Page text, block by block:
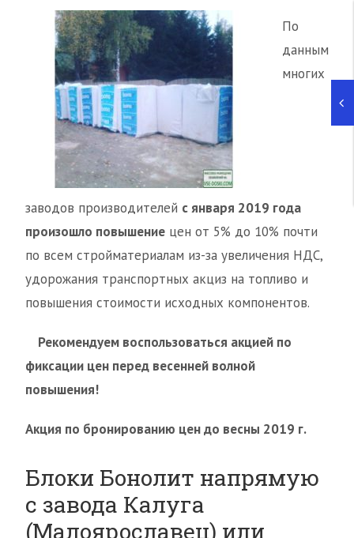
По
данным
многих
заводов производителей с января 2019 года
произошло повышение цен от 5% до 10% почти
по всем стройматериалам из-за увеличения НДС,
удорожания транспортных акциз на топливо и
повышения стоимости исходных компонентов.
Рекомендуем воспользоваться акцией по
фиксации цен перед весенней волной
повышения!
Акция по бронированию цен до весны 2019 г.
Блоки Бонолит напрямую
с завода Калуга
(Малоярославец) или